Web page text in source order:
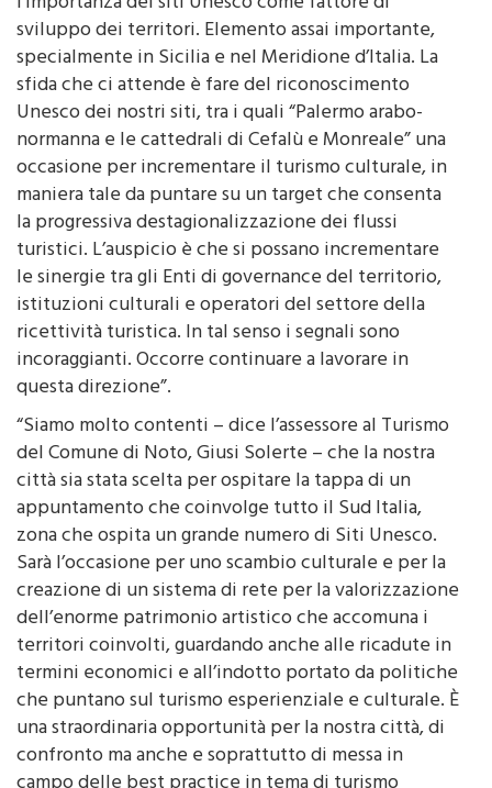
sviluppo dei territori. Elemento assai importante,
specialmente in Sicilia e nel Meridione d’Italia. La
sfida che ci attende è fare del riconoscimento
Unesco dei nostri siti, tra i quali “Palermo arabo-
normanna e le cattedrali di Cefalù e Monreale” una
occasione per incrementare il turismo culturale, in
maniera tale da puntare su un target che consenta
la progressiva destagionalizzazione dei flussi
turistici. L’auspicio è che si possano incrementare
le sinergie tra gli Enti di governance del territorio,
istituzioni culturali e operatori del settore della
ricettività turistica. In tal senso i segnali sono
incoraggianti. Occorre continuare a lavorare in
questa direzione”.
“Siamo molto contenti – dice l’assessore al Turismo
del Comune di Noto, Giusi Solerte – che la nostra
città sia stata scelta per ospitare la tappa di un
appuntamento che coinvolge tutto il Sud Italia,
zona che ospita un grande numero di Siti Unesco.
Sarà l’occasione per uno scambio culturale e per la
creazione di un sistema di rete per la valorizzazione
dell’enorme patrimonio artistico che accomuna i
territori coinvolti, guardando anche alle ricadute in
termini economici e all’indotto portato da politiche
che puntano sul turismo esperienziale e culturale. È
una straordinaria opportunità per la nostra città, di
confronto ma anche e soprattutto di messa in